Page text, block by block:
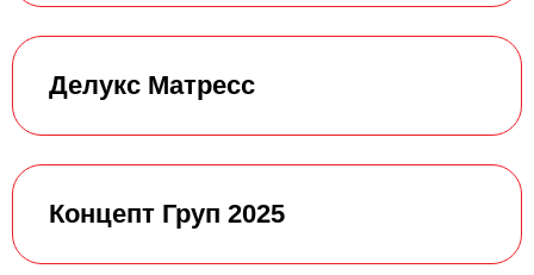
Делукс Матресс
Концепт Груп 2025